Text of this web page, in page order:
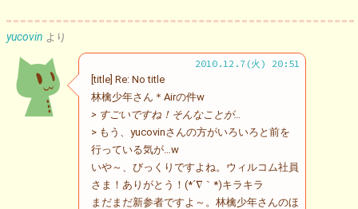
yucovin より
2010.12.7(火) 20:51
[title] Re: No title
林檎少年さん＊Airの件w
> すごいですね！そんなことが…
> もう、yucovinさんの方がいろいろと前を
行っている気が…w
いや～、びっくりですよね。ウィルコム社員
さま！ありがとう！(*´∇｀*)キラキラ
まだまだ新参者ですよ～。林檎少年さんのほ